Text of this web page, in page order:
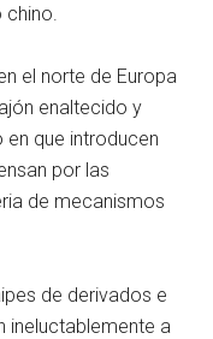
el norte de Europa
enaltecido y
que introducen
por las
de mecanismos
de derivados e
ineluctablemente a